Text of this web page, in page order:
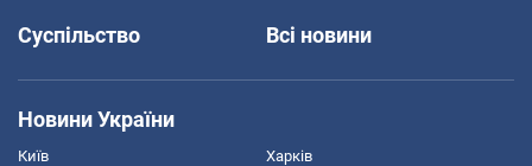
Суспільство
Всі новини
Новини України
Київ Харків